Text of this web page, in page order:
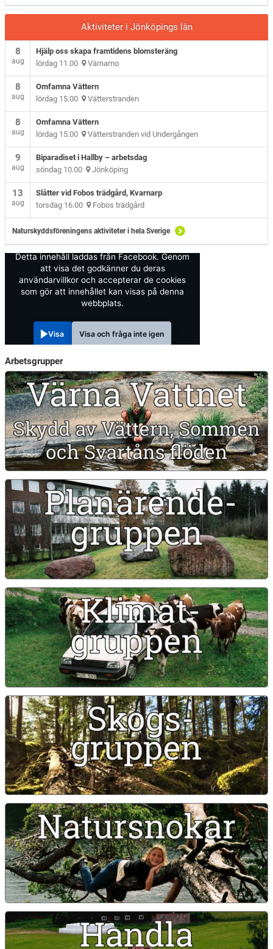
Aktiviteter i Jönköpings län
8
aug
Hjälp oss skapa framtidens blomsteräng
lördag 11.00 Värnamo
8
aug
Omfamna Vättern
lördag 15.00 Vätterstranden
8
aug
Omfamna Vättern
lördag 15.00 Vätterstranden vid Undergången
9
aug
Biparadiset i Hallby – arbetsdag
söndag 10.00 Jönköping
13
aug
Slåtter vid Fobos trädgård, Kvarnarp
torsdag 16.00 Fobos trädgård
Naturskyddsföreningens aktiviteter i hela Sverige
Detta innehåll laddas från Facebook. Genom
att visa det godkänner du deras
användarvillkor och accepterar de cookies
som gör att innehållet kan visas på denna
webbplats.
Visa Visa och fråga inte igen
Arbetsgrupper